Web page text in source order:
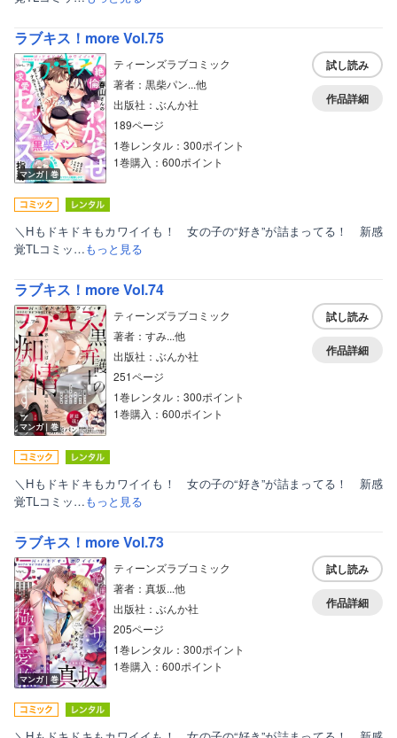
ラブキス！more Vol.75
マンガ｜巻
ティーンズラブコミック
著者：黒柴パン...他
出版社：ぶんか社
189ページ
1巻レンタル：300ポイント
1巻購入：600ポイント
試し読み
作品詳細
＼Hもドキドキもカワイイも！ 女の子の“好き”が詰まってる！ 新感
覚TLコミッ…もっと見る
ラブキス！more Vol.74
マンガ｜巻
ティーンズラブコミック
著者：すみ...他
出版社：ぶんか社
251ページ
1巻レンタル：300ポイント
1巻購入：600ポイント
試し読み
作品詳細
＼Hもドキドキもカワイイも！ 女の子の“好き”が詰まってる！ 新感
覚TLコミッ…もっと見る
ラブキス！more Vol.73
マンガ｜巻
ティーンズラブコミック
著者：真坂...他
出版社：ぶんか社
205ページ
1巻レンタル：300ポイント
1巻購入：600ポイント
試し読み
作品詳細